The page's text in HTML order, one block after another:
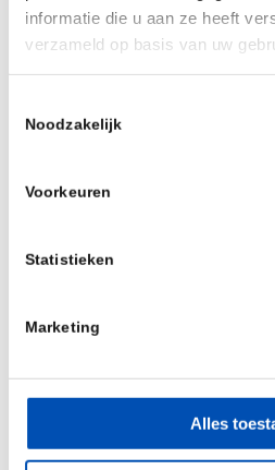
informatie die u aan ze heeft
verzameld op basis van uw
Noodzakelijk
Voorkeuren
Statistieken
Marketing
Alles
beleid:Biotech
heldere en
betekent: snelle en
fiscale stimulansen en
door problemen
netcongestie gericht
pakken, kan
oplossingen te
bestaande kennis en het
Peter Wenninkover het